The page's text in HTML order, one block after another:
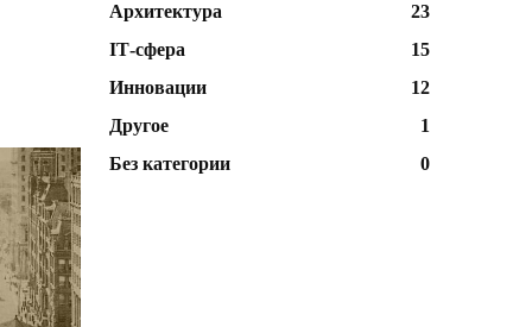
Архитектура
23
ІТ-сфера
15
Инновации
12
Другое
1
Без категории
0